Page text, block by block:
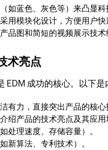
如蓝色、灰色等）来凸显
用模块化设计，方便用户快
品图和简短的视频展示技术
术亮点
EDM 成功的核心。以下是
洁有力，直接突出产品的核
绍产品的技术亮点及其应用
处理速度、存储容量）。
新算法、专利技术）。